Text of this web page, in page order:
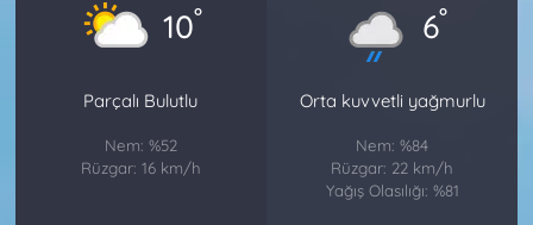
10°
Parçalı Bulutlu
Nem: %52
Rüzgar: 16 km/h
6°
Orta kuvvetli yağmurlu
Nem: %84
Rüzgar: 22 km/h
Yağış Olasılığı: %81